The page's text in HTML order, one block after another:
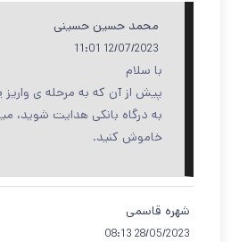
محمد حسین حسینی
12/07/2023 11:01
با سلام
پیش از آن که به مرحله ی
به درگاه بانکی هدایت شوید،
خاموش کنید.
شهره قاسمی
28/05/2023 08:13